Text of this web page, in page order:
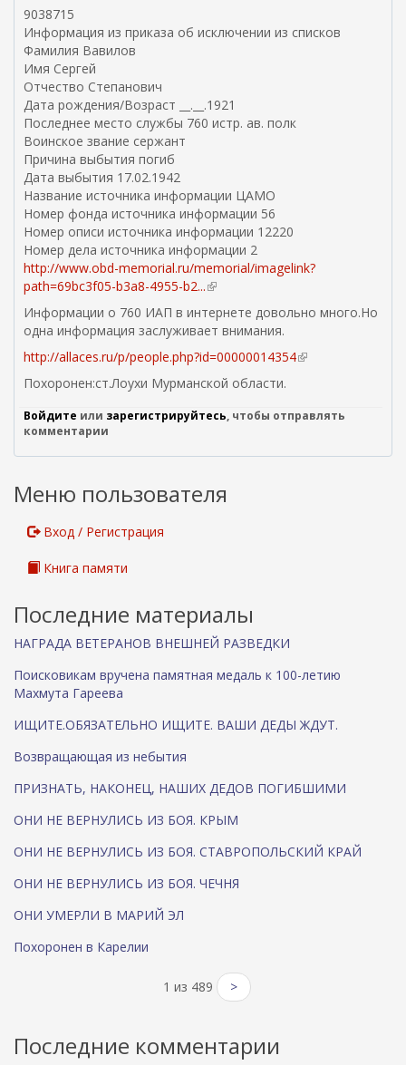
е
я
я
с
к
а
)
9038715
Информация из приказа об исключении из списков
Фамилия Вавилов
Имя Сергей
Отчество Степанович
Дата рождения/Возраст __.__.1921
Последнее место службы 760 истр. ав. полк
Воинское звание сержант
Причина выбытия погиб
Дата выбытия 17.02.1942
Название источника информации ЦАМО
Номер фонда источника информации 56
Номер описи источника информации 12220
Номер дела источника информации 2
http://www.obd-memorial.ru/memorial/imagelink?
path=69bc3f05-b3a8-4955-b2...(
н
е
ш
н
я
к
Информации о 760 ИАП в интернете довольно много.Но
одна информация заслуживает внимания.
http://allaces.ru/p/people.php?id=00000014354(
е
Похоронен:ст.Лоухи Мурманской области.
Войдите или зарегистрируйтесь, чтобы отправлять
комментарии
Меню пользователя
Вход / Регистрация
Книга памяти
Последние материалы
НАГРАДА ВЕТЕРАНОВ ВНЕШНЕЙ РАЗВЕДКИ
Поисковикам вручена памятная медаль к 100-летию
Махмута Гареева
ИЩИТЕ.ОБЯЗАТЕЛЬНО ИЩИТЕ. ВАШИ ДЕДЫ ЖДУТ.
Возвращающая из небытия
ПРИЗНАТЬ, НАКОНЕЦ, НАШИХ ДЕДОВ ПОГИБШИМИ
ОНИ НЕ ВЕРНУЛИСЬ ИЗ БОЯ. КРЫМ
ОНИ НЕ ВЕРНУЛИСЬ ИЗ БОЯ. СТАВРОПОЛЬСКИЙ КРАЙ
ОНИ НЕ ВЕРНУЛИСЬ ИЗ БОЯ. ЧЕЧНЯ
ОНИ УМЕРЛИ В МАРИЙ ЭЛ
Похоронен в Карелии
1 из 489 >
Последние комментарии